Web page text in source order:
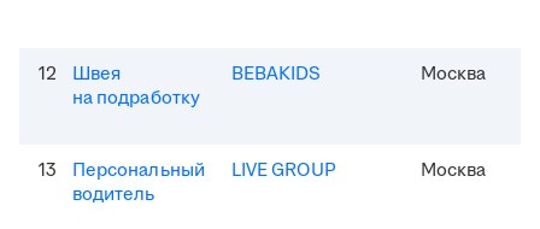
12
Швея
на подработку
BEBAKIDS Москва
13
Персональный
водитель
LIVE GROUP Москва